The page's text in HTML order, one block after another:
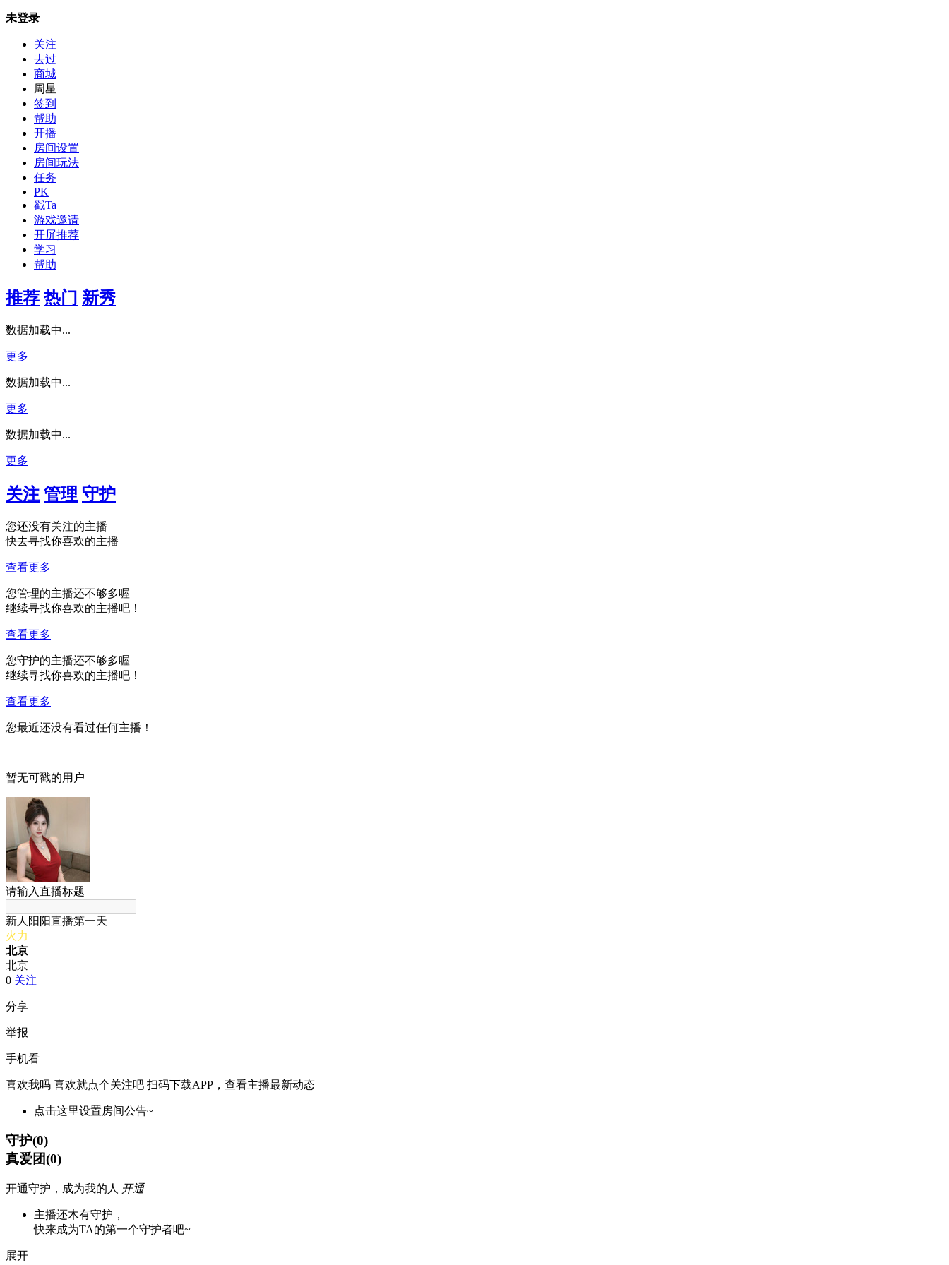
未登录
关注
去过
商城
周星
签到
帮助
开播
房间设置
房间玩法
任务
PK
戳Ta
游戏邀请
开屏推荐
学习
帮助
推荐 热门 新秀
数据加载中...
更多
数据加载中...
更多
数据加载中...
更多
关注 管理 守护
您还没有关注的主播
快去寻找你喜欢的主播
查看更多
您管理的主播还不够多喔
继续寻找你喜欢的主播吧！
查看更多
您守护的主播还不够多喔
继续寻找你喜欢的主播吧！
查看更多
您最近还没有看过任何主播！
暂无可戳的用户
请输入直播标题
新人阳阳直播第一天
火力
北京
北京
0 关注
分享
举报
手机看
喜欢我吗 喜欢就点个关注吧 扫码下载APP，查看主播最新动态
点击这里设置房间公告~
守护(0)
真爱团(0)
开通守护，成为我的人 开通
主播还木有守护，
快来成为TA的第一个守护者吧~
展开